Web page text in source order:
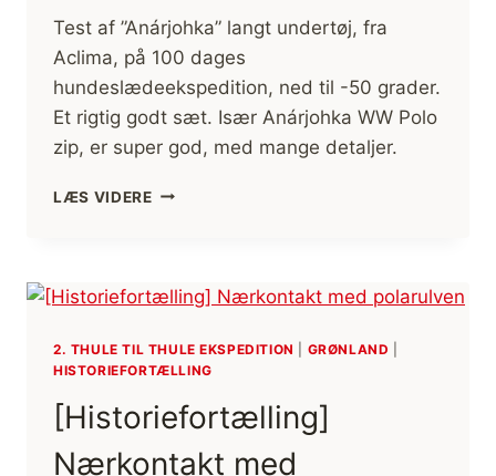
Test af ”Anárjohka” langt undertøj, fra
Aclima, på 100 dages
hundeslædeekspedition, ned til -50 grader.
Et rigtig godt sæt. Især Anárjohka WW Polo
zip, er super god, med mange detaljer.
LÆS VIDERETEST
ANÁRJOHKA
POLO
ZIP
ANÁRJOHKA
LANGT
2. THULE TIL THULE EKSPEDITION GRØNLAND
HISTORIEFORTÆLLING
[Historiefortælling]
Nærkontakt med